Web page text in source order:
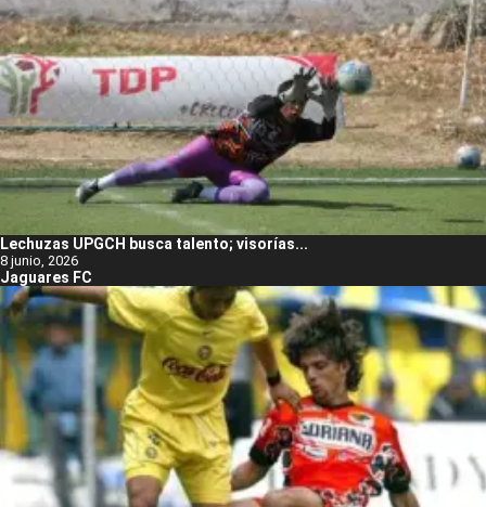
Lechuzas UPGCH busca talento; visorías...
8 junio, 2026
Jaguares FC